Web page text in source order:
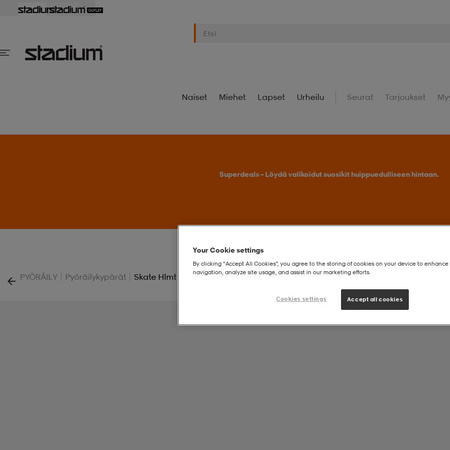
Naiset Miehet Lapset Urheilu Seurat Tarjoukset
Superdeals – Löydä valikoidut suosikit huippuedulliseen hintaan.
PYÖRÄILY | Pyöräilykypärät | Skate Hlmt
Your Cookie settings
By clicking “Accept All Cookies”, you agree to the storing of cookies on your device to enhance
navigation, analyze site usage, and assist in our marketing efforts.
Cookies settings Accept all cookies